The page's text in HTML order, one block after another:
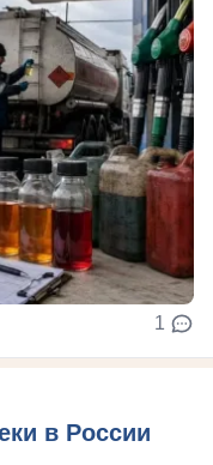
1
в России